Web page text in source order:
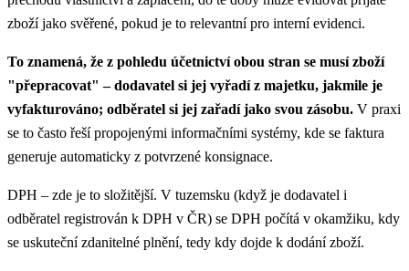
zboží jako svěřené, pokud je to relevantní pro interní evidenci.
To znamená, že z pohledu účetnictví obou stran se musí zboží
"přepracovat" – dodavatel si jej vyřadí z majetku, jakmile je
vyfakturováno; odběratel si jej zařadí jako svou zásobu. V praxi
se to často řeší propojenými informačními systémy, kde se faktura
generuje automaticky z potvrzené konsignace.
DPH – zde je to složitější. V tuzemsku (když je dodavatel i
odběratel registrován k DPH v ČR) se DPH počítá v okamžiku, kdy
se uskuteční zdanitelné plnění, tedy kdy dojde k dodání zboží.